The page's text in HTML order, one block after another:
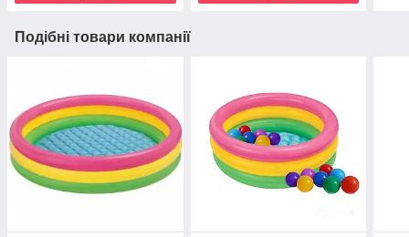
Подібні товари компанії